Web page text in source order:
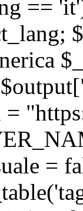
==
=
=